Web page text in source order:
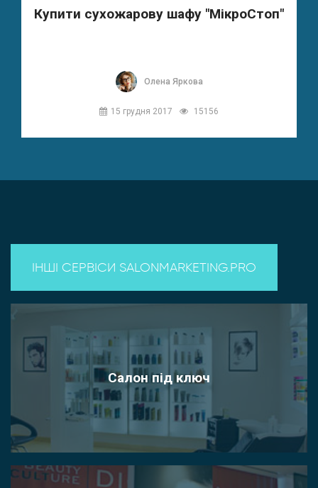
Купити сухожарову шафу "МікроСтоп"
Олена Яркова
15 грудня 2017 15156
ІНШІ СЕРВІСИ SALONMARKETING.PRO
Салон під ключ